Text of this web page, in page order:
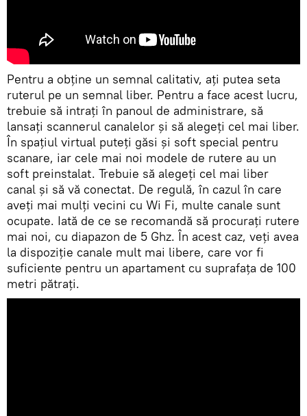
Pentru a obține un semnal calitativ, ați putea seta
ruterul pe un semnal liber. Pentru a face acest lucru,
trebuie să intrați în panoul de administrare, să
lansați scannerul canalelor și să alegeți cel mai liber.
În spațiul virtual puteți găsi și soft special pentru
scanare, iar cele mai noi modele de rutere au un
soft preinstalat. Trebuie să alegeți cel mai liber
canal și să vă conectat. De regulă, în cazul în care
aveți mai mulți vecini cu Wi Fi, multe canale sunt
ocupate. Iată de ce se recomandă să procurați rutere
mai noi, cu diapazon de 5 Ghz. În acest caz, veți avea
la dispoziție canale mult mai libere, care vor fi
suficiente pentru un apartament cu suprafața de 100
metri pătrați.